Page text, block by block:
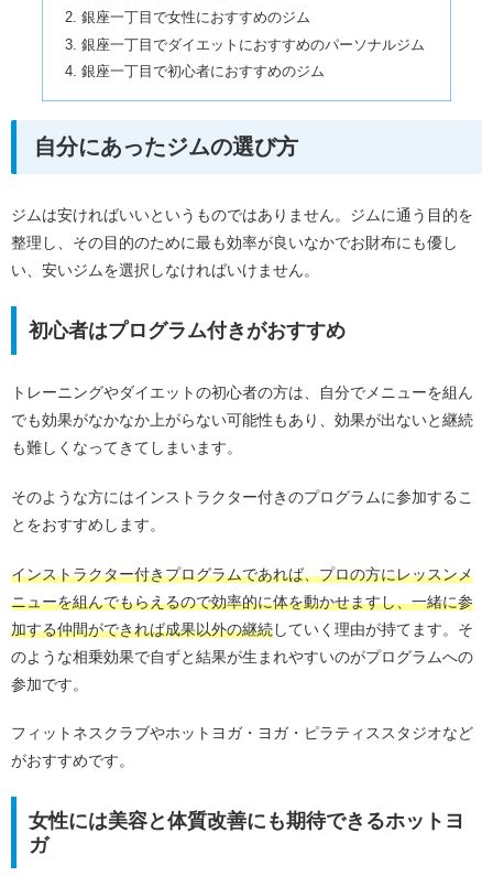
銀座一丁目で女性におすすめのジム
銀座一丁目でダイエットにおすすめのパーソナルジム
銀座一丁目で初心者におすすめのジム
自分にあったジムの選び方
ジムは安ければいいというものではありません。ジムに通う目的を
整理し、その目的のために最も効率が良いなかでお財布にも優し
い、安いジムを選択しなければいけません。
初心者はプログラム付きがおすすめ
トレーニングやダイエットの初心者の方は、自分でメニューを組ん
でも効果がなかなか上がらない可能性もあり、効果が出ないと継続
も難しくなってきてしまいます。
そのような方にはインストラクター付きのプログラムに参加するこ
とをおすすめします。
インストラクター付きプログラムであれば、プロの方にレッスンメ
ニューを組んでもらえるので効率的に体を動かせますし、一緒に参
加する仲間ができれば成果以外の継続していく理由が持てます。そ
のような相乗効果で自ずと結果が生まれやすいのがプログラムへの
参加です。
フィットネスクラブやホットヨガ・ヨガ・ピラティススタジオなど
がおすすめです。
女性には美容と体質改善にも期待できるホットヨ
ガ